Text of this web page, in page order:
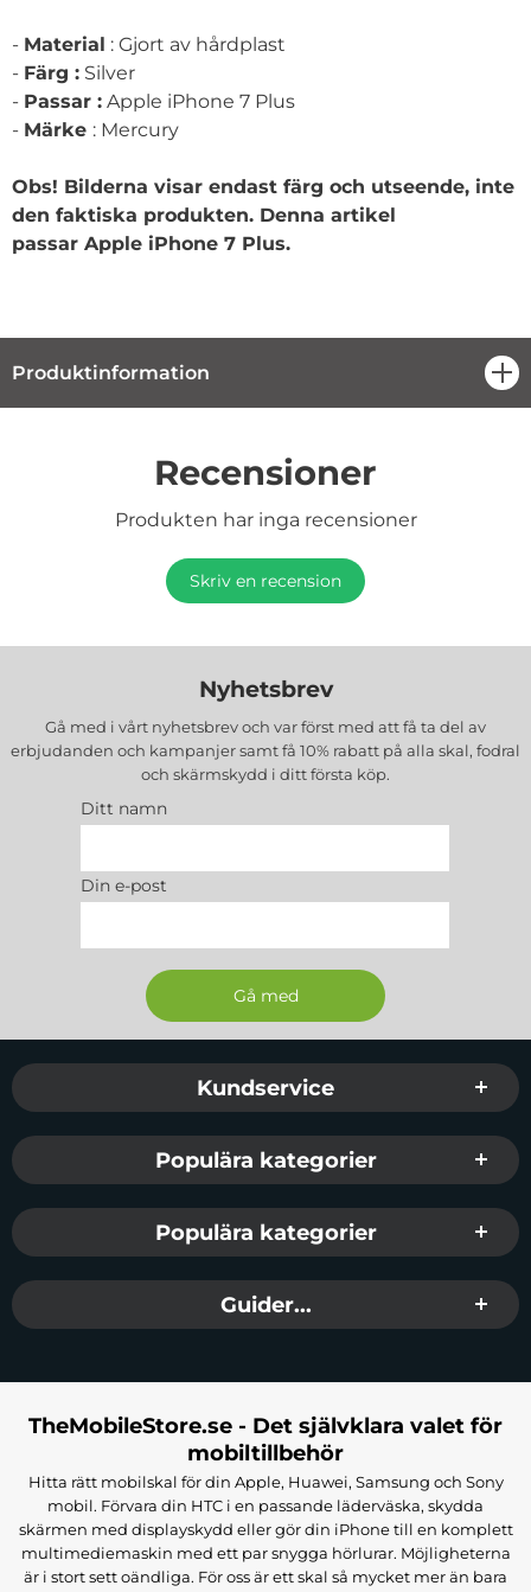
- Material : Gjort av hårdplast
- Färg : Silver
- Passar : Apple iPhone 7 Plus
- Märke : Mercury
Obs! Bilderna visar endast färg och utseende, inte
den faktiska produkten. Denna artikel
passar Apple iPhone 7 Plus.
Produktinformation
Recensioner
Produkten har inga recensioner
Skriv en recension
Nyhetsbrev
Gå med i vårt nyhetsbrev och var först med att få ta del av
erbjudanden och kampanjer samt få 10% rabatt på alla skal, fodral
och skärmskydd i ditt första köp.
Ditt namn
Din e-post
Sidfot Blandad info och länkar
Kundservice
Populära kategorier
Populära kategorier
Guider...
TheMobileStore.se - Det självklara valet för
mobiltillbehör
Hitta rätt mobilskal för din Apple, Huawei, Samsung och Sony
mobil. Förvara din HTC i en passande läderväska, skydda
skärmen med displayskydd eller gör din iPhone till en komplett
multimediemaskin med ett par snygga hörlurar. Möjligheterna
är i stort sett oändliga. För oss är ett skal så mycket mer än bara